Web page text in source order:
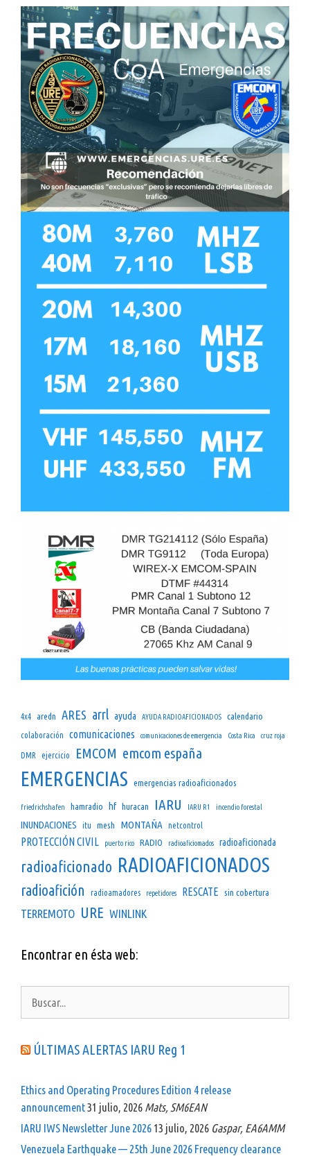
4x4 aredn ARES arrl ayuda AYUDA RADIOAFICIONADOS calendario
colaboración comunicaciones comunicaciones de emergencia Costa Rica cruz roja
DMR ejercicio EMCOM emcom españa
EMERGENCIAS emergencias radioaficionados
friedrichshafen hamradio hf huracan IARU IARU R1 incendio forestal
INUNDACIONES itu mesh MONTAÑA netcontrol
PROTECCIÓN CIVIL puerto rico RADIO radioaficiomados radioaficionada
radioaficionado RADIOAFICIONADOS
radioafición radioamadores repetidores RESCATE sin cobertura
TERREMOTO URE WINLINK
Encontrar en ésta web:
ÚLTIMAS ALERTAS IARU Reg 1
Ethics and Operating Procedures Edition 4 release
announcement31 julio, 2026 Mats, SM6EAN
IARU IWS Newsletter June 2026 13 julio, 2026 Gaspar, EA6AMM
Venezuela Earthquake — 25th June 2026 Frequency clearance